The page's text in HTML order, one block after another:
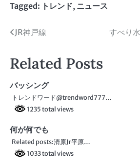
Tagged: トレンド, ニュース
投
ナ
ビ
ゲ
ー
シ
ョ
JR神戸線 すべり水
Related Posts
バッシング
トレンドワード@trendword777…
1235 total views
何が何でも
Related posts:清原Jr平原…
1033 total views